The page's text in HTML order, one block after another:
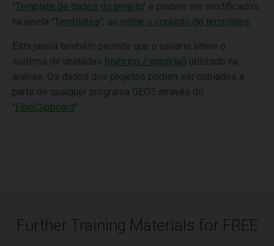
"Template de dados do projeto" e podem ser modificados
na janela "Templates", ao editar o conjunto de templates
Esta janela também permite que o usuário altere o
sistema de unidades ( métrico / imperial ) utilizado na
análise. Os dados dos projetos podem ser copiados a
partir de qualquer programa GEO5 através do
" FineClipboard".
Further Training Materials for FREE